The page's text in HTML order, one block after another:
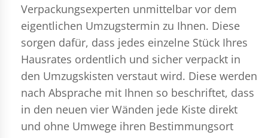
Verpackungsexperten unmittelbar vor dem
eigentlichen Umzugstermin zu Ihnen. Diese
sorgen dafür, dass jedes einzelne Stück Ihres
Hausrates ordentlich und sicher verpackt in
den Umzugskisten verstaut wird. Diese werden
nach Absprache mit Ihnen so beschriftet, dass
in den neuen vier Wänden jede Kiste direkt
und ohne Umwege ihren Bestimmungsort